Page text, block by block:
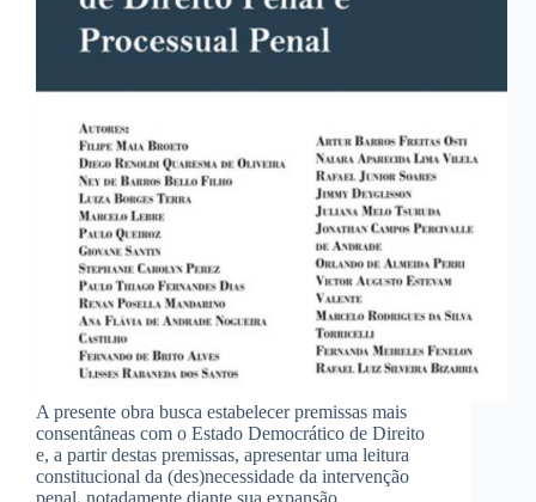
A presente obra busca estabelecer premissas mais
consentâneas com o Estado Democrático de Direito
e, a partir destas premissas, apresentar uma leitura
constitucional da (des)necessidade da intervenção
penal, notadamente diante sua expansão